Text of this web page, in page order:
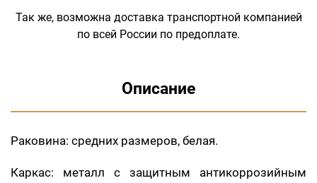
Так же, возможна доставка транспортной компанией
по всей России по предоплате.
Описание
Раковина: средних размеров, белая.
Каркас: металл с защитным антикоррозийным